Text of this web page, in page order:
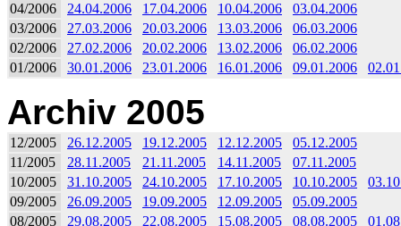
04/2006
24.04.2006 17.04.2006 10.04.2006
03.04.2006
03/2006
27.03.2006 20.03.2006 13.03.2006
06.03.2006
02/2006
27.02.2006 20.02.2006 13.02.2006
06.02.2006
01/2006
30.01.2006 23.01.2006 16.01.2006 09.01.2006
Archiv 2005
12/2005 26.12.2005 19.12.2005 12.12.2005
05.12.2005
11/2005
28.11.2005 21.11.2005 14.11.2005
07.11.2005
10/2005
31.10.2005 24.10.2005 17.10.2005 10.10.2005
09/2005
26.09.2005 19.09.2005 12.09.2005
05.09.2005
08/2005
29.08.2005 22.08.2005 15.08.2005 08.08.2005